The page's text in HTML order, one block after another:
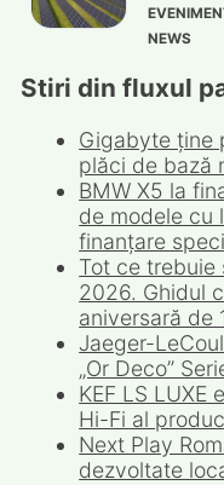
NEWS
Stiri din fluxul
Gigabyte ține
plăci de bază
BMW X5 la
de modele cu
finanțare
Tot ce trebuie
2026. Ghidul
aniversară de
Jaeger-
„Or Deco”
KEF LS
Hi-Fi al
Next Play
dezvoltate